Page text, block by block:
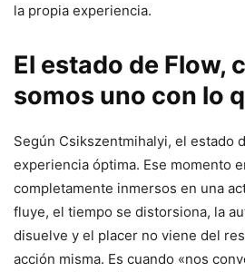
la propia experiencia.
El estado de Flow,
somos uno con lo
Según Csikszentmihalyi, el estado
experiencia óptima. Ese momento
completamente inmersos en una
fluye, el tiempo se distorsiona, la
disuelve y el placer no viene del
acción misma. Es cuando «nos